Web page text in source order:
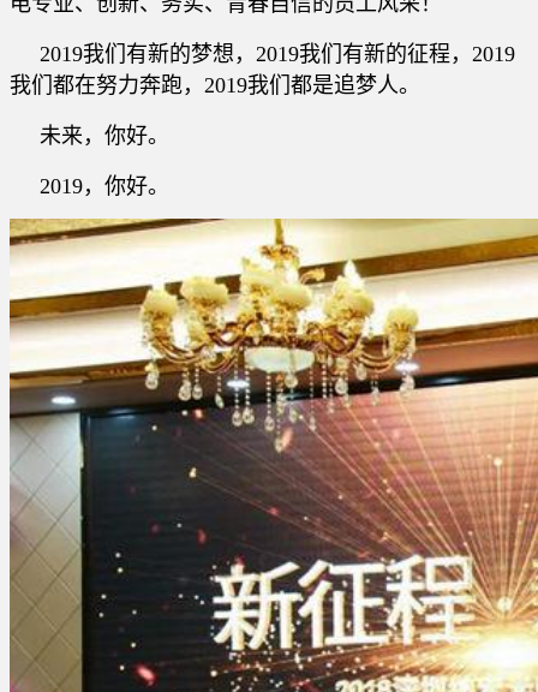
2019我们有新的梦想，2019我们有新的征程，2019
我们都在努力奔跑，2019我们都是追梦人。
未来，你好。
2019，你好。